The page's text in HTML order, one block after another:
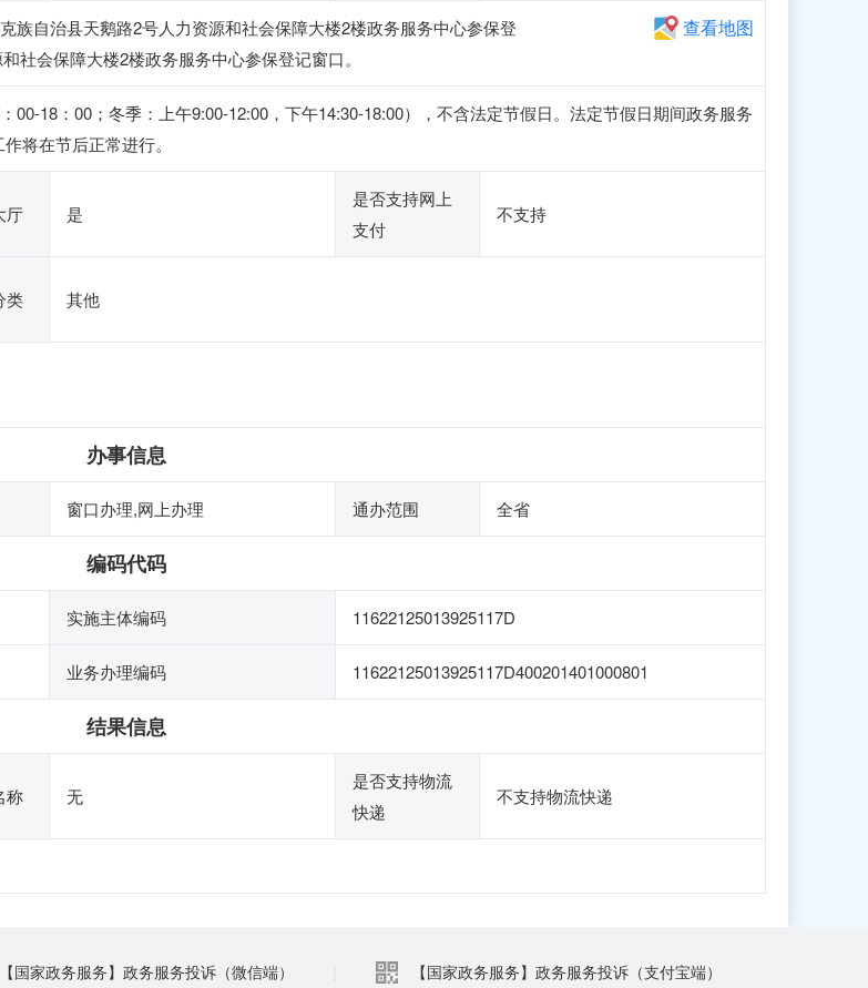
族自治县天鹅路2号人力资源和社会保障大楼2楼政务服务中心参保登
社会保障大楼2楼政务服务中心参保登记窗口。
查看地图
00-18：00；冬季：上午9:00-12:00，下午14:30-18:00），不含法定节假日。法定节假日期间政务服务
将在节后正常进行。
厅 是
是否支持网上
支付
不支持
类 其他
办事信息
窗口办理,网上办理 通办范围 全省
编码代码
实施主体编码 11622125013925117D
业务办理编码 11622125013925117D400201401000801
结果信息
称 无
是否支持物流
快递
不支持物流快递
【国家政务服务】政务服务投诉（微信端） 【国家政务服务】政务服务投诉（支付宝端）